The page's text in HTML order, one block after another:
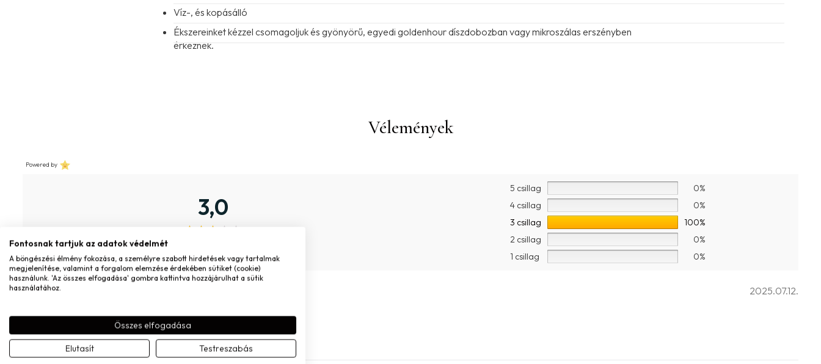
Víz-, és kopásálló
Ékszereinket kézzel csomagoljuk és gyönyörű, egyedi goldenhour díszdobozban vagy mikroszálas erszényben
érkeznek.
Vélemények
Powered by
3,0
5 csillag
0%
4 csillag
0%
3 csillag
100%
2 csillag
0%
1 csillag
0%
2025.07.12.
Azt hittem hosszabb a lánc
Fontosnak tartjuk az adatok védelmét
A böngészési élmény fokozása, a személyre szabott hirdetések vagy tartalmak
megjelenítése, valamint a forgalom elemzése érdekében sütiket (cookie)
használunk. 'Az összes elfogadása' gombra kattintva hozzájárulhat a sütik
használatához.
Összes elfogadása
Elutasít Testreszabás